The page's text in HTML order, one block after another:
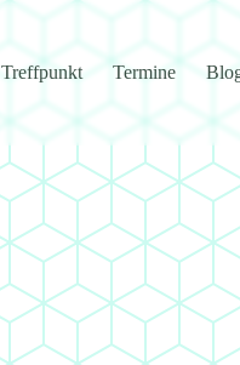
Treffpunkt Termine